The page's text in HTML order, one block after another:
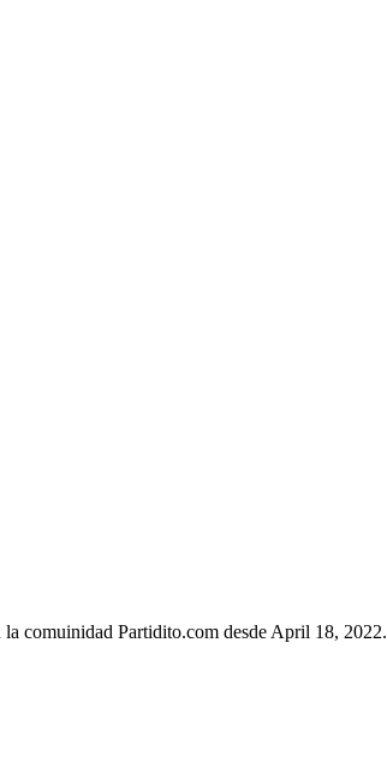
comuinidad Partidito.com desde April 18, 2022.